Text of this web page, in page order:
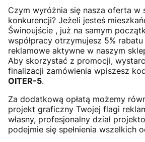
Czym wyróżnia się nasza oferta w
konkurencji? Jeżeli jesteś
Świnoujście , już na samym
współpracy otrzymujesz 5%
reklamowe aktywne w naszym
Aby skorzystać z promocji,
finalizacji zamówienia wpiszesz
OITER-5.
Za dodatkową opłatą możemy
projekt graficzny Twojej flagi
własny, profesjonalny dział
podejmie się spełnienia wszelkich